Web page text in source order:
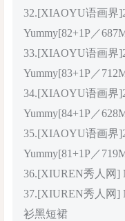
32.[XIAOYU语画界
Yummy[82+1P／
33.[XIAOYU语画界
Yummy[83+1P／
34.[XIAOYU语画界
Yummy[84+1P／
35.[XIAOYU语画界
Yummy[81+1P／
36.[XIUREN秀人网]
37.[XIUREN秀人网]
衫黑短裙